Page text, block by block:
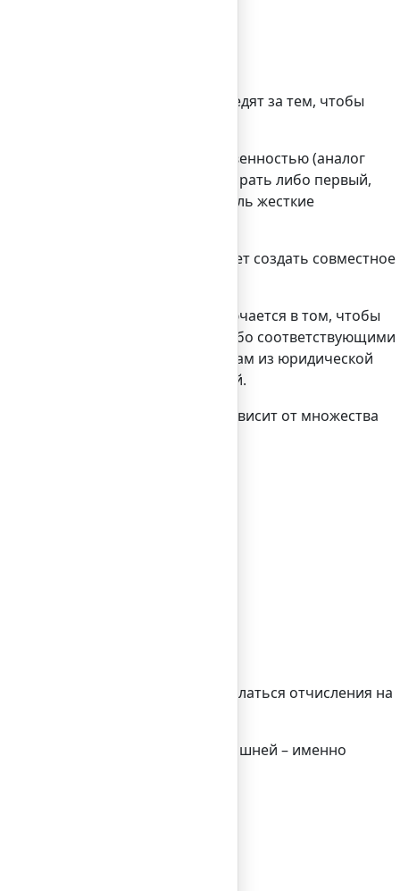
день.
органы страны четко следят за тем, чтобы
с ограниченной ответственностью (аналог
могут быть свои причины выбрать либо первый,
предъявляются не столь жесткие
втором случае необходимо будет создать совместное
по себе регистрация заключается в том, чтобы
Торговой палатой Китая либо соответствующими
вы обратитесь к специалистам из юридической
и других особенностей.
что стоимость в результате зависит от множества
органе.
куда впоследствии будут делаться отчисления на
в этом вопросе будет нелишней – именно
документов.